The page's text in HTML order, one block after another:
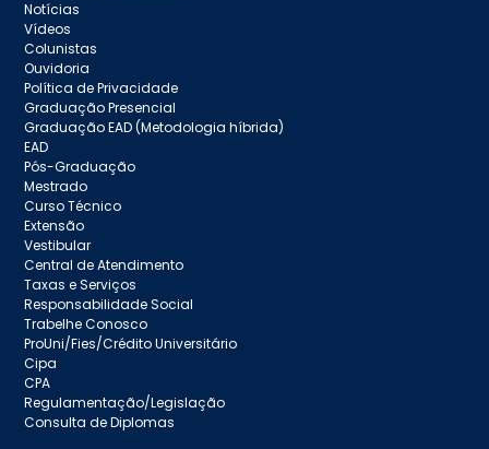
Notícias
Vídeos
Colunistas
Ouvidoria
Política de Privacidade
Graduação Presencial
Graduação EAD (Metodologia híbrida)
EAD
Pós-Graduação
Mestrado
Curso Técnico
Extensão
Vestibular
Central de Atendimento
Taxas e Serviços
Responsabilidade Social
Trabelhe Conosco
ProUni/Fies/Crédito Universitário
Cipa
CPA
Regulamentação/Legislação
Consulta de Diplomas